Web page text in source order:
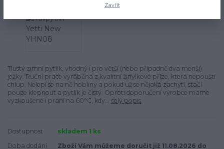
Tlustý zimní pytlík, vhodný i pro větší (nebo případně dva menší)
ježky. Ruční práce vyráběná z kvalitní žinylkové příze, která nepouští
chlup. Nelepí se na ně hobliny a pokud už se nějaká zachytí, stačí
pouze klepnout a pytlík je čistý. Oproti doporučení výrobce máme
vyzkoušené i praní na 60°C, kdy... celý popis
Dostupnost
skladem 1 ks
Doba dodání
Zboží Vám můžeme doručit již 11.08.2026 do
Zavřít